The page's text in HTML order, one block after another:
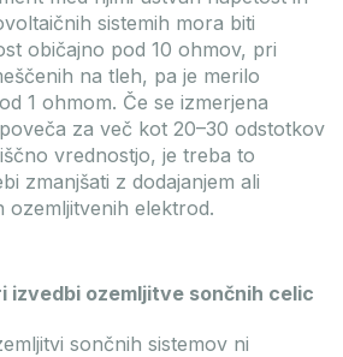
sistemih mora biti
običajno pod 10 ohmov, pri
na tleh, pa je merilo
1 ohmom. Če se izmerjena
za več kot 20–30 odstotkov
vrednostjo, je treba to
zmanjšati z dodajanjem ali
ozemljitvenih elektrod.
izvedbi ozemljitve sončnih celic
sončnih sistemov ni